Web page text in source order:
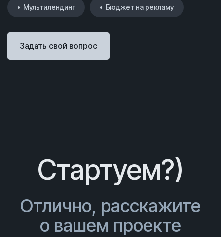
• Мультилендинг • Бюджет на рекламу
Задать свой вопрос
Стартуем?)
Отлично, расскажите
о вашем проекте